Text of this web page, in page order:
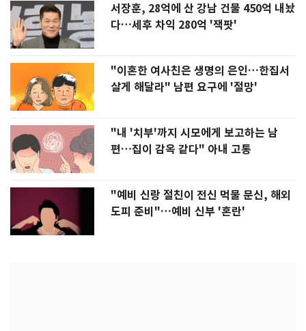
서장훈, 28억에 산 강남 건물 450억 내놨
다…세후 차익 280억 '잭팟'
"이혼한 여사친은 생명의 은인…한집서
살게 해달라" 남편 요구에 '절망'
"내 '치부'까지 시모에게 보고하는 남
편…집이 감옥 같다" 아내 고통
"예비 신랑 절친이 전신 먹물 문신, 해외
도피 준비"…예비 신부 '혼란'